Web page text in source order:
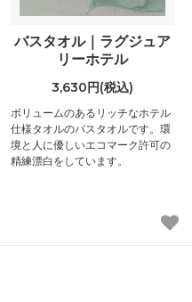
バスタオル｜ラグジュア
リーホテル
3,630円(税込)
ボリュームのあるリッチなホテル
仕様タオルのバスタオルです。環
境と人に優しいエコマーク許可の
精練漂白をしています。